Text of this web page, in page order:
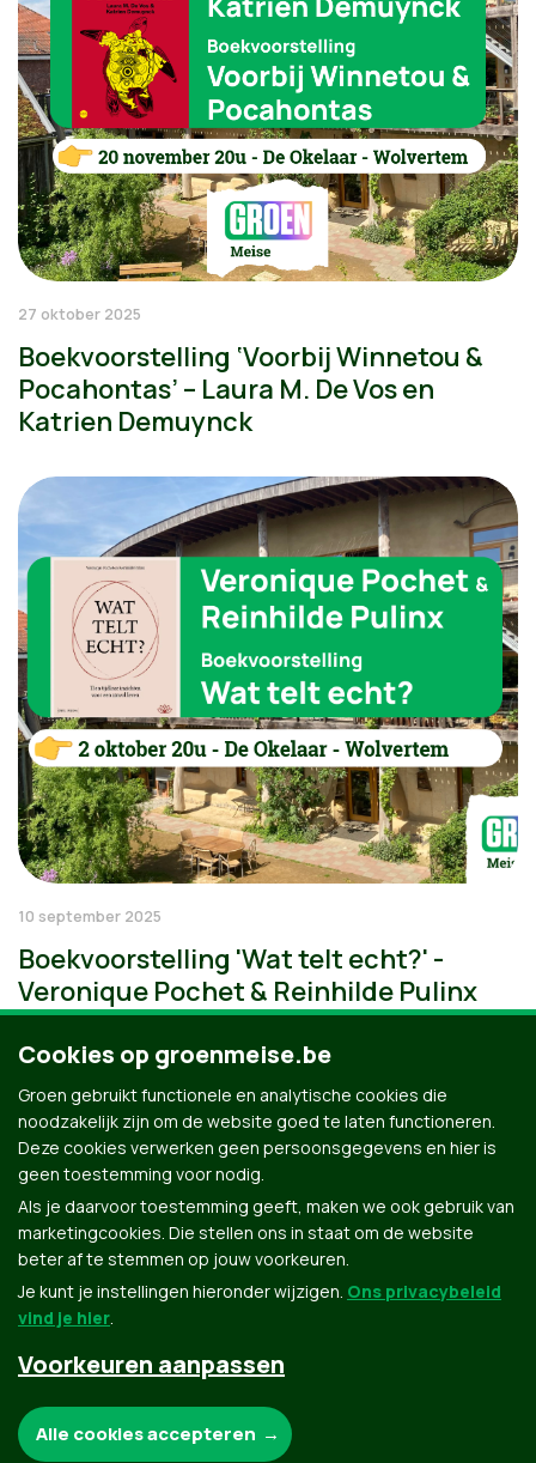
27 oktober 2025
Boekvoorstelling ‘Voorbij Winnetou &
Pocahontas’ – Laura M. De Vos en
Katrien Demuynck
10 september 2025
Boekvoorstelling 'Wat telt echt?' -
Veronique Pochet & Reinhilde Pulinx
Groen.be
Cookies op groenmeise.be
Groen gebruikt functionele en analytische cookies die
noodzakelijk zijn om de website goed te laten functioneren.
Deze cookies verwerken geen persoonsgegevens en hier is
geen toestemming voor nodig.
Als je daarvoor toestemming geeft, maken we ook gebruik van
marketingcookies. Die stellen ons in staat om de website
beter af te stemmen op jouw voorkeuren.
Je kunt je instellingen hieronder wijzigen. Ons privacybeleid
vind je hier.
Voorkeuren aanpassen
Alle cookies accepteren